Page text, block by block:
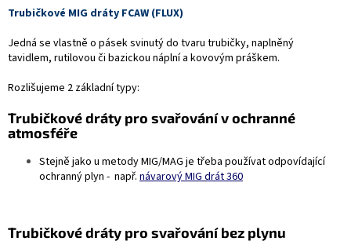
Trubičkové MIG dráty FCAW (FLUX)
Jedná se vlastně o pásek svinutý do tvaru trubičky, naplněný
tavidlem, rutilovou či bazickou náplní a kovovým práškem.
Rozlišujeme 2 základní typy:
Trubičkové dráty pro svařování v ochranné
atmosféře
Stejně jako u metody MIG/MAG je třeba používat odpovídající
ochranný plyn - např. návarový MIG drát 360
Trubičkové dráty pro svařování bez plynu